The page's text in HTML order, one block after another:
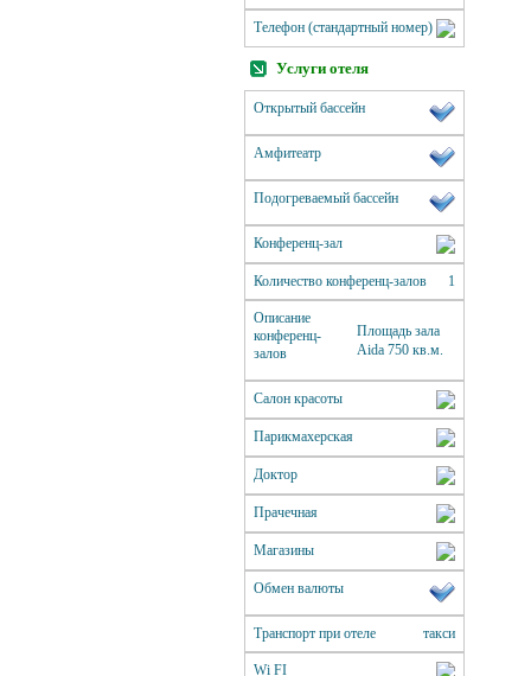
Телефон (стандартный номер)
Услуги отеля
Открытый бассейн
Амфитеатр
Подогреваемый бассейн
Конференц-зал
Количество конференц-залов 1
Описание
конференц-
залов
Площадь зала
Aida 750 кв.м.
Салон красоты
Парикмахерская
Доктор
Прачечная
Магазины
Обмен валюты
Транспорт при отеле такси
Wi FI